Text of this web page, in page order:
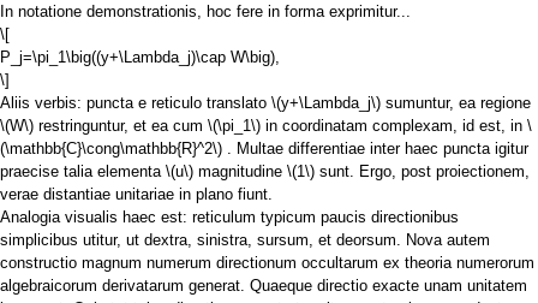
In notatione demonstrationis, hoc fere in forma exprimitur...
\[
P_j=\pi_1\big((y+\Lambda_j)\cap W\big),
\]
Aliis verbis: puncta e reticulo translato \(y+\Lambda_j\) sumuntur, ea regione
\(W\) restringuntur, et ea cum \(\pi_1\) in coordinatam complexam, id est, in \
(\mathbb{C}\cong\mathbb{R}^2\) . Multae differentiae inter haec puncta igitur
praecise talia elementa \(u\) magnitudine \(1\) sunt. Ergo, post proiectionem,
verae distantiae unitariae in plano fiunt.
Analogia visualis haec est: reticulum typicum paucis directionibus
simplicibus utitur, ut dextra, sinistra, sursum, et deorsum. Nova autem
constructio magnum numerum directionum occultarum ex theoria numerorum
algebraicorum derivatarum generat. Quaeque directio exacte unam unitatem